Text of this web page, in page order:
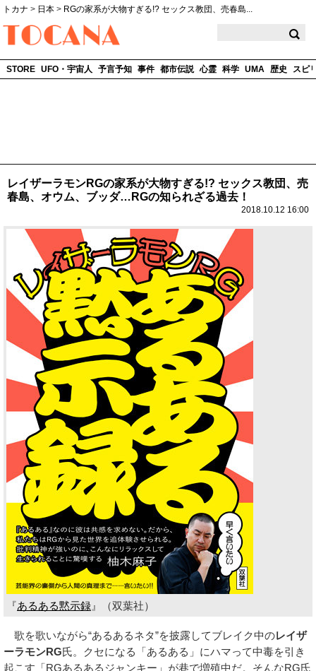
トカナ > 日本 > RGの家系が大物すぎる!? セックス教団、売春島...
STORE UFO・宇宙人 予言予知 事件 都市伝説 心霊 科学 UMA 歴史 スピ
レイザーラモンRGの家系が大物すぎる!? セックス教団、売
春島、オウム、ブッダ…RGの知られざる過去！
2018.10.12 16:00
『あるある黙示録 』（双葉社）
歌を歌いながら“あるあるネタ”を披露してブレイク中のレイザ
ーラモンRG氏。クセになる「あるある」にハマって中毒を引き
起こす「RGあるあるジャンキー」が巷で増殖中だ。そんなRG氏